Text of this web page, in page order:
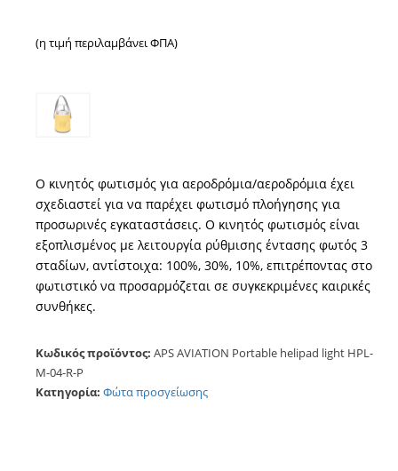
(η τιμή περιλαμβάνει ΦΠΑ)
Ο κινητός φωτισμός για αεροδρόμια/αεροδρόμια έχει
σχεδιαστεί για να παρέχει φωτισμό πλοήγησης για
προσωρινές εγκαταστάσεις. Ο κινητός φωτισμός είναι
εξοπλισμένος με λειτουργία ρύθμισης έντασης φωτός 3
σταδίων, αντίστοιχα: 100%, 30%, 10%, επιτρέποντας στο
φωτιστικό να προσαρμόζεται σε συγκεκριμένες καιρικές
συνθήκες.
Κωδικός προϊόντος: APS AVIATION Portable helipad light HPL-
M-04-R-P
Κατηγορία: Φώτα προσγείωσης